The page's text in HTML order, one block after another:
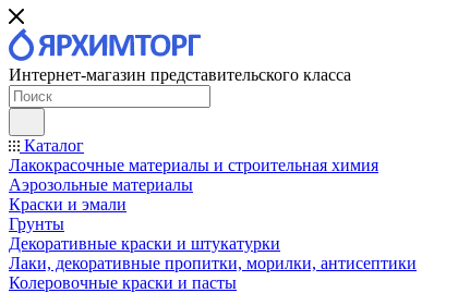
Интернет-магазин представительского класса
Каталог
Лакокрасочные материалы и строительная химия
Аэрозольные материалы
Краски и эмали
Грунты
Декоративные краски и штукатурки
Лаки, декоративные пропитки, морилки, антисептики
Колеровочные краски и пасты